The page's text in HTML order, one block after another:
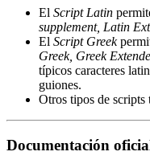
El Script Latin
supplement, Latin
El Script Greek
Greek, Greek
típicos caracteres
guiones.
Otros tipos de scripts
Documentación